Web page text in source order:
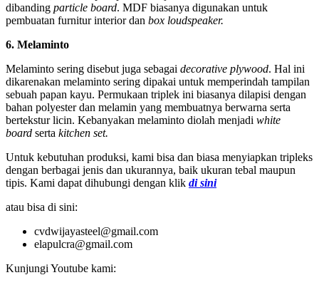
dibanding particle board. MDF biasanya digunakan untuk
pembuatan furnitur interior dan box loudspeaker.
6. Melaminto
Melaminto sering disebut juga sebagai decorative plywood. Hal ini
dikarenakan melaminto sering dipakai untuk memperindah tampilan
sebuah papan kayu. Permukaan triplek ini biasanya dilapisi dengan
bahan polyester dan melamin yang membuatnya berwarna serta
bertekstur licin. Kebanyakan melaminto diolah menjadi white
board serta kitchen set.
Untuk kebutuhan produksi, kami bisa dan biasa menyiapkan tripleks
dengan berbagai jenis dan ukurannya, baik ukuran tebal maupun
tipis. Kami dapat dihubungi dengan klik di sini
atau bisa di sini:
cvdwijayasteel@gmail.com
elapulcra@gmail.com
Kunjungi Youtube kami: